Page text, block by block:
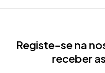
Registe-se na
receber